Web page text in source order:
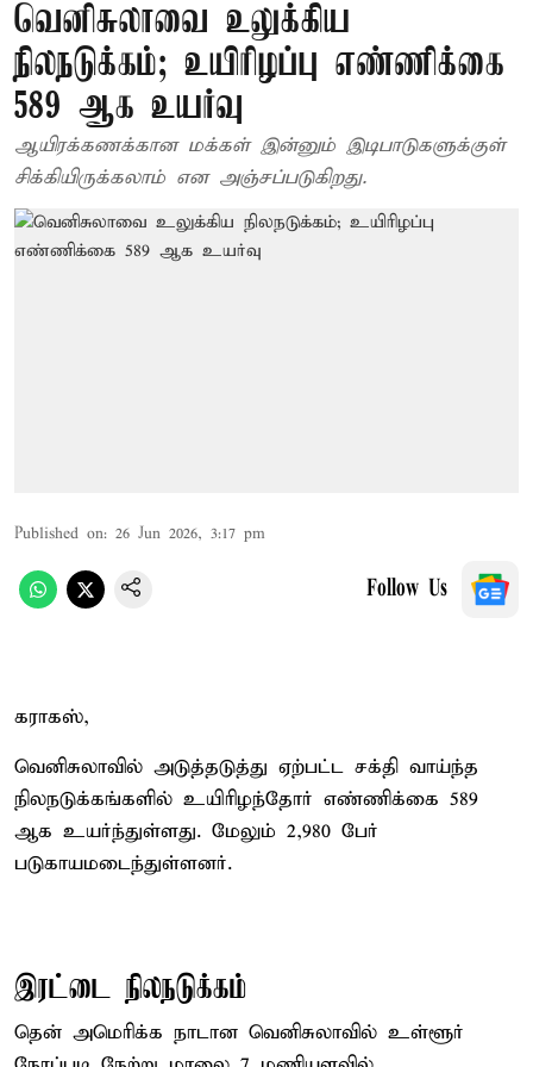
வெனிசுலாவை உலுக்கிய
நிலநடுக்கம்; உயிரிழப்பு எண்ணிக்கை
589 ஆக உயர்வு
ஆயிரக்கணக்கான மக்கள் இன்னும் இடிபாடுகளுக்குள்
சிக்கியிருக்கலாம் என அஞ்சப்படுகிறது.
Published on: 26 Jun 2026, 3:17 pm
Follow Us
கராகஸ்,
வெனிசுலாவில் அடுத்தடுத்து ஏற்பட்ட சக்தி வாய்ந்த
நிலநடுக்கங்களில் உயிரிழந்தோர் எண்ணிக்கை 589
ஆக உயர்ந்துள்ளது. மேலும் 2,980 பேர்
படுகாயமடைந்துள்ளனர்.
இரட்டை நிலநடுக்கம்
தென் அமெரிக்க நாடான வெனிசுலாவில் உள்ளூர்